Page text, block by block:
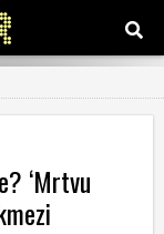
‘Mrtvu